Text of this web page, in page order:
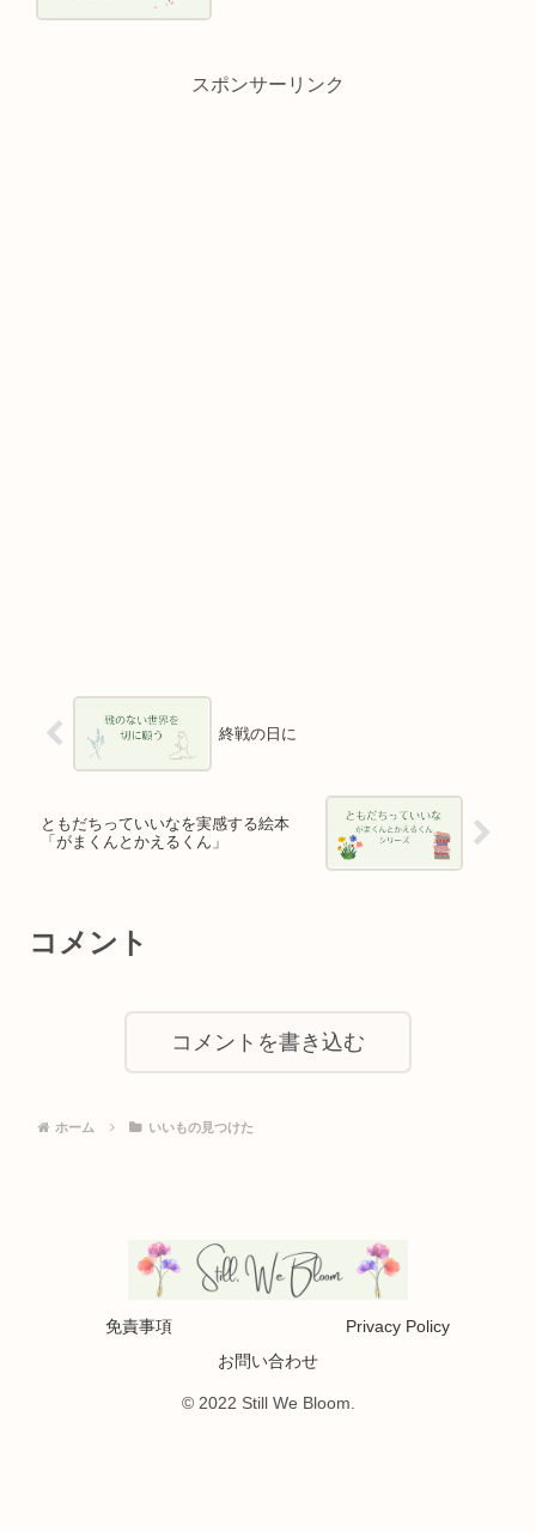
スポンサーリンク
終戦の日に
ともだちっていいなを実感する絵本
「がまくんとかえるくん」
コメント
コメントを書き込む
ホーム いいもの見つけた
免責事項
Privacy Policy
お問い合わせ
© 2022 Still We Bloom.